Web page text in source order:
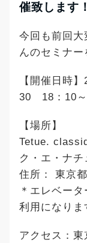
催致します！
今回も前回大
んのセミナー
【開催日時
30 18：10
【場所】
Tetue.
ク・エ・ナチ
住所： 東京
＊エレベー
利用になりま
アクセス：